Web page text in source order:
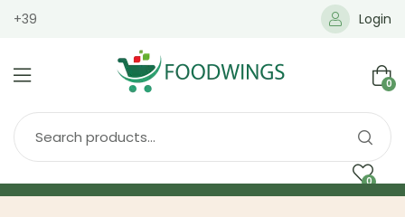
+39 Login
0
0